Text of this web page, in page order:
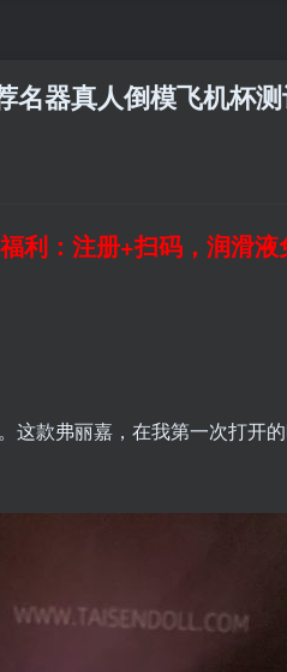
名器真人倒模飞机杯
利：注册+扫码，润滑液
这款弗丽嘉，在我第一次打开